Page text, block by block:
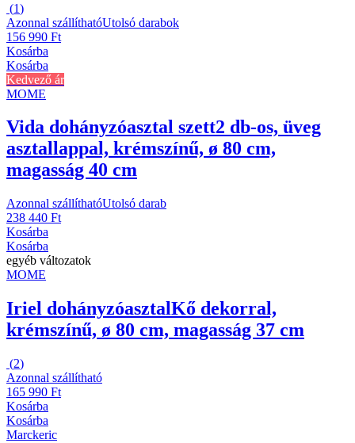
(1)
Azonnal szállíthatóUtolsó darabok
156 990 Ft
Kosárba
Kosárba
Kedvező ár
MOME
Vida dohányzóasztal szett2 db-os, üveg
asztallappal, krémszínű, ø 80 cm,
magasság 40 cm
Azonnal szállíthatóUtolsó darab
238 440 Ft
Kosárba
Kosárba
egyéb változatok
MOME
Iriel dohányzóasztalKő dekorral,
krémszínű, ø 80 cm, magasság 37 cm
(2)
Azonnal szállítható
165 990 Ft
Kosárba
Kosárba
Marckeric